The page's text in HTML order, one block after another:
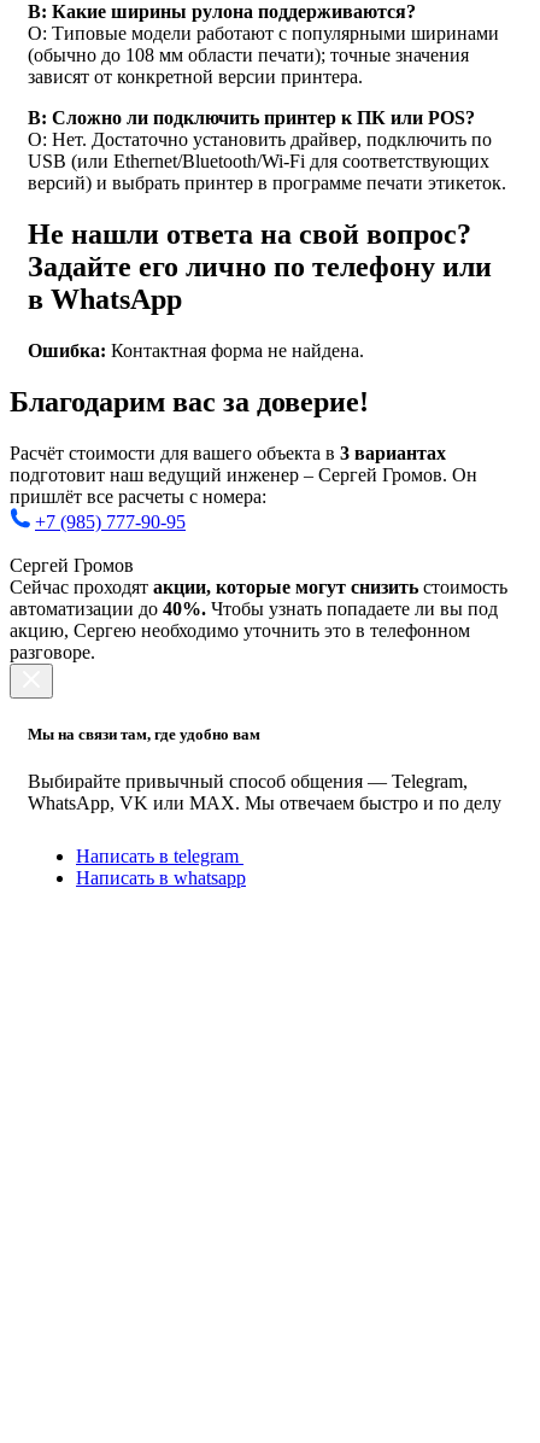
В: Какие ширины рулона поддерживаются?
О: Типовые модели работают с популярными ширинами
(обычно до 108 мм области печати); точные значения
зависят от конкретной версии принтера.
В: Сложно ли подключить принтер к ПК или POS?
О: Нет. Достаточно установить драйвер, подключить по
USB (или Ethernet/Bluetooth/Wi-Fi для соответствующих
версий) и выбрать принтер в программе печати этикеток.
Не нашли ответа на свой вопрос?
Задайте его лично по телефону или
в WhatsApp
Ошибка: Контактная форма не найдена.
Благодарим вас за доверие!
Расчёт стоимости для вашего объекта в 3 вариантах
подготовит наш ведущий инженер – Сергей Громов. Он
пришлёт все расчеты с номера:
+7 (985) 777-90-95
Сергей Громов
Сейчас проходят акции, которые могут снизить стоимость
автоматизации до 40%. Чтобы узнать попадаете ли вы под
акцию, Сергею необходимо уточнить это в телефонном
разговоре.
Мы на связи там, где удобно вам
Выбирайте привычный способ общения — Telegram,
WhatsApp, VK или MAX. Мы отвечаем быстро и по делу
Написать в telegram
Написать в whatsapp